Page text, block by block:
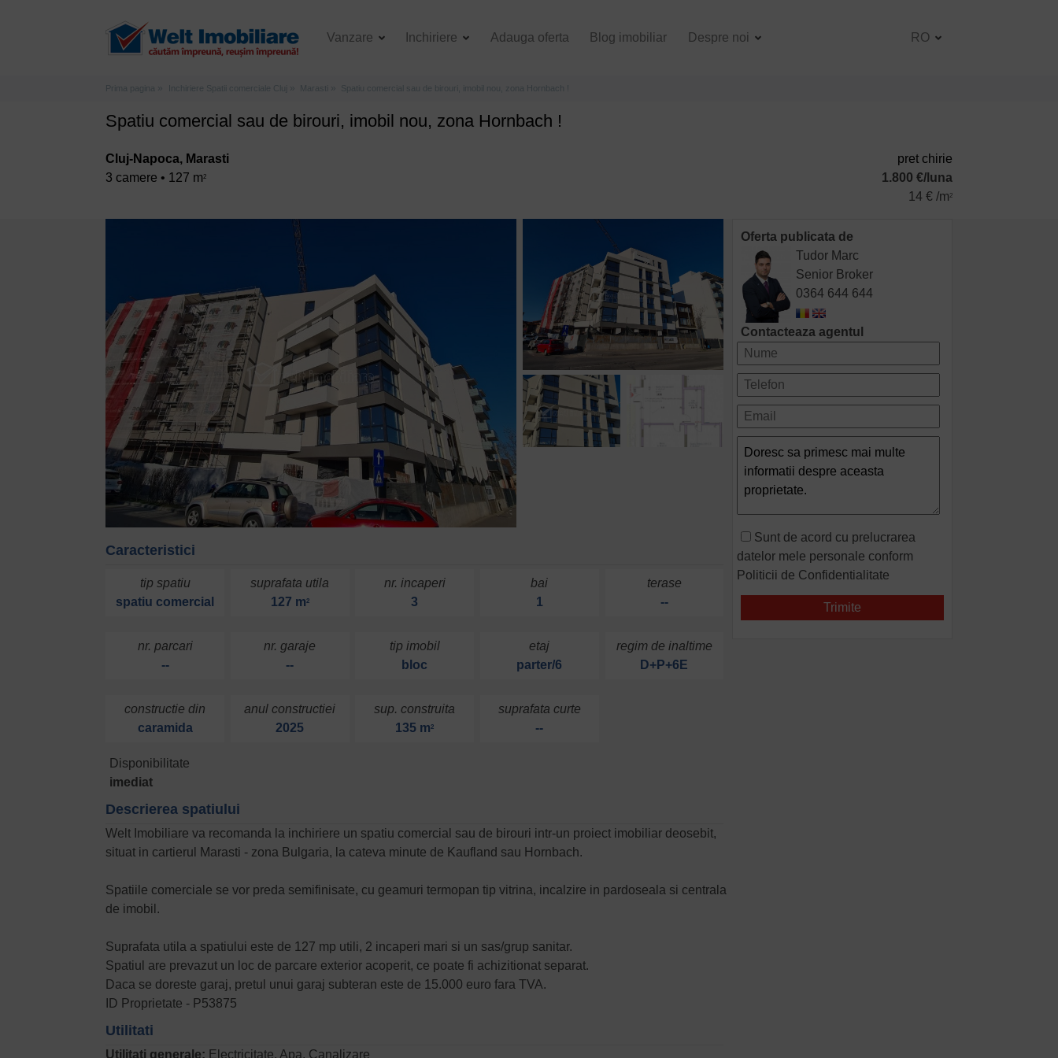
Vanzare Inchiriere Adauga oferta Blog imobiliar Despre noi RO
Prima pagina Inchiriere Spatii comerciale Cluj Marasti Spatiu comercial sau de birouri, imobil nou, zona Hornbach !
Spatiu comercial sau de birouri, imobil nou, zona Hornbach !
Cluj-Napoca, Marasti
3 camere • 127 m2
pret chirie
1.800 €/luna
14 € /m2
Caracteristici
tip spatiu
spatiu comercial
suprafata utila
127 m2
nr. incaperi
3
bai
1
terase
--
nr. parcari
--
nr. garaje
--
tip imobil
bloc
etaj
parter/6
regim de inaltime
D+P+6E
constructie din
caramida
anul constructiei
2025
sup. construita
135 m2
suprafata curte
--
Disponibilitate
imediat
Descrierea spatiului
Welt Imobiliare va recomanda la inchiriere un spatiu comercial sau de birouri intr-un proiect imobiliar deosebit,
situat in cartierul Marasti - zona Bulgaria, la cateva minute de Kaufland sau Hornbach.
Spatiile comerciale se vor preda semifinisate, cu geamuri termopan tip vitrina, incalzire in pardoseala si centrala
de imobil.
Suprafata utila a spatiului este de 127 mp utili, 2 incaperi mari si un sas/grup sanitar.
Spatiul are prevazut un loc de parcare exterior acoperit, ce poate fi achizitionat separat.
Daca se doreste garaj, pretul unui garaj subteran este de 15.000 euro fara TVA.
ID Proprietate - P53875
Utilitati
Utilitati generale: Electricitate, Apa, Canalizare
Oferta publicata de
Tudor Marc
Senior Broker
0364 644 644
Contacteaza agentul
Sunt de acord cu prelucrarea
datelor mele personale conform
Politicii de Confidentialitate